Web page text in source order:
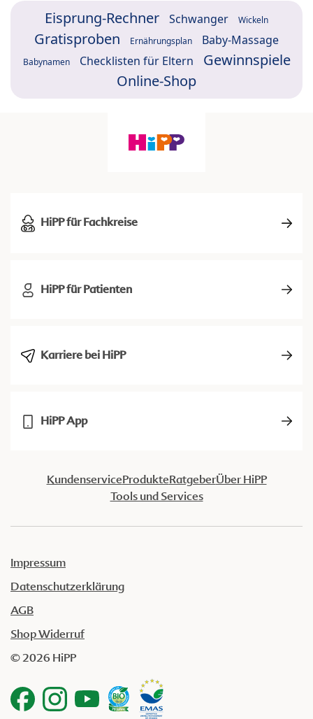
Eisprung-Rechner Schwanger Wickeln
Gratisproben Ernährungsplan Baby-Massage
Babynamen Checklisten für Eltern
Gewinnspiele
Online-Shop
HiPP für Fachkreise
HiPP für Patienten
Karriere bei HiPP
HiPP App
KundenserviceProdukteRatgeberÜber HiPP
Tools und Services
Impressum
Datenschutzerklärung
AGB
Shop Widerruf
© 2026 HiPP